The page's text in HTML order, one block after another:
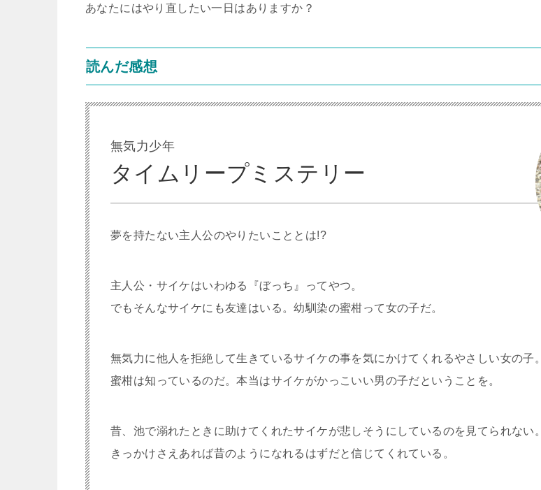
あなたにはやり直したい一日はありますか？
読んだ感想
無気力少年
タイムリープミステリー
夢を持たない主人公のやりたいこととは!?
主人公・サイケはいわゆる『ぼっち』ってやつ。
でもそんなサイケにも友達はいる。幼馴染の蜜柑って女の子だ。
無気力に他人を拒絶して生きているサイケの事を気にかけてくれるやさしい女の子。
蜜柑は知っているのだ。本当はサイケがかっこいい男の子だということを。
昔、池で溺れたときに助けてくれたサイケが悲しそうにしているのを見てられない。
きっかけさえあれば昔のようになれるはずだと信じてくれている。